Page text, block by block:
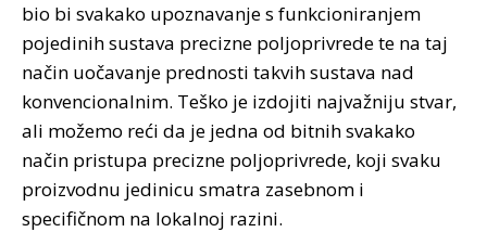
bio bi svakako upoznavanje s funkcioniranjem
pojedinih sustava precizne poljoprivrede te na taj
način uočavanje prednosti takvih sustava nad
konvencionalnim. Teško je izdojiti najvažniju stvar,
ali možemo reći da je jedna od bitnih svakako
način pristupa precizne poljoprivrede, koji svaku
proizvodnu jedinicu smatra zasebnom i
specifičnom na lokalnoj razini.